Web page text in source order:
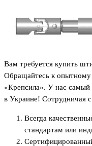
Вам требуется купить
Обращайтесь к опытному
«Крепсила». У нас
в Украине! Сотрудничая
Всегда
стандартам или